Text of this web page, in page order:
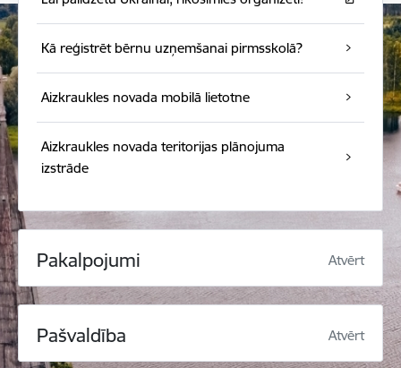
Kā reģistrēt bērnu uzņemšanai pirmsskolā?
Aizkraukles novada mobilā lietotne
Aizkraukles novada teritorijas plānojuma
izstrāde
Pakalpojumi Atvērt
Pašvaldība Atvērt